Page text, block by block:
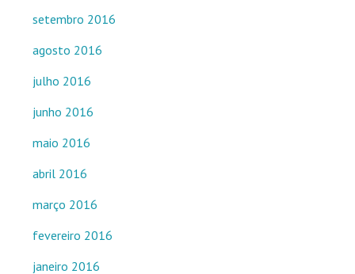
setembro 2016
agosto 2016
julho 2016
junho 2016
maio 2016
abril 2016
março 2016
fevereiro 2016
janeiro 2016